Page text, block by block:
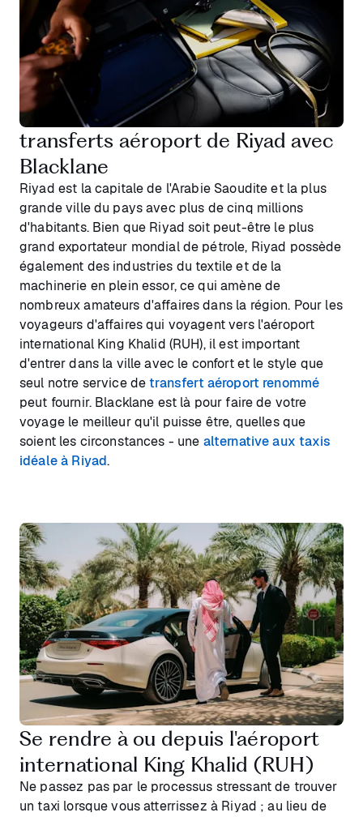
transferts aéroport de Riyad avec
Blacklane
Riyad est la capitale de l'Arabie Saoudite et la plus
grande ville du pays avec plus de cinq millions
d'habitants. Bien que Riyad soit peut-être le plus
grand exportateur mondial de pétrole, Riyad possède
également des industries du textile et de la
machinerie en plein essor, ce qui amène de
nombreux amateurs d'affaires dans la région. Pour les
voyageurs d'affaires qui voyagent vers l'aéroport
international King Khalid (RUH), il est important
d'entrer dans la ville avec le confort et le style que
seul notre service detransfert aéroport renommé
peut fournir. Blacklane est là pour faire de votre
voyage le meilleur qu'il puisse être, quelles que
soient les circonstances - une alternative aux taxis
idéale à Riyad.
Se rendre à ou depuis l'aéroport
international King Khalid (RUH)
Ne passez pas par le processus stressant de trouver
un taxi lorsque vous atterrissez à Riyad ; au lieu de